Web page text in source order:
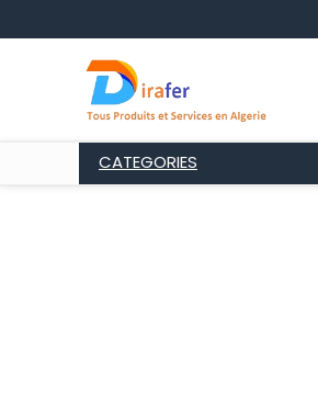
CATEGORIES